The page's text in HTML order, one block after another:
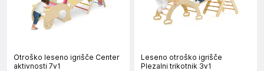
Otroško leseno igrišče Center
aktivnosti 7v1
Leseno otroško igrišče
Plezalni trikotnik 3v1